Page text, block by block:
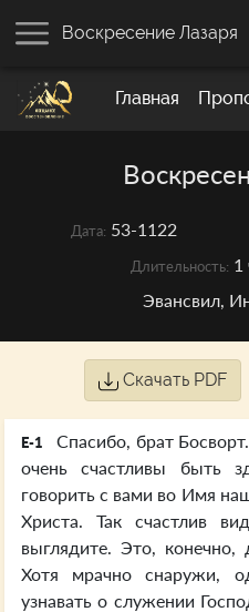
Главная
Воскресение Лазаря
Дата: 53-1122
Длительность: 1
Эвансвил,
Скачать PDF
E-1
Спасибо, брат
очень счастливы быть
говорить с вами во Имя
Христа. Так счастлив
выглядите. Это,
Хотя мрачно снаружи,
узнавать о служении